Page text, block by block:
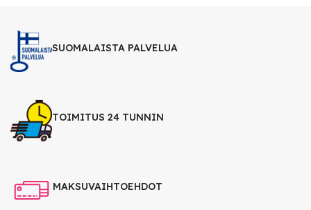
SUOMALAISTA PALVELUA
TOIMITUS 24 TUNNIN
MAKSUVAIHTOEHDOT